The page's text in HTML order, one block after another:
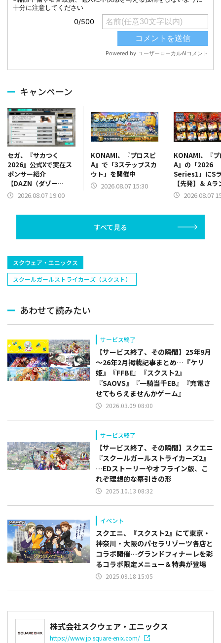
キャンペーン
セガ、『サカつく
2026』公式Xで実在ス
ポンサー紹介
【DAZN（ダゾー
ン）】篇をポスト
2026.08.07 19:00
KONAMI、『プロスピ
A』で「3ステップスカ
ウト」を開催中
2026.08.07 15:30
KONAMI、『
A』の「2026
Series1」にS
【先発】＆ Aラ
【野手】新登
塁手)、持丸泰
捕手)など
2026.08.07
すべて見る
スクウェア・エニックス
スクールガールストライカーズ（スクスト）
あわせて読みたい
サービス終了
【サービス終了、その瞬間】25年9月
～26年2月掲載記事まとめ…『ケリ
姫』『FFBE』『スクスト2』
『SAOVS』『一騎当千EB』『充電さ
せてもらえませんかゲーム』
2026.03.09 08:00
サービス終了
【サービス終了、その瞬間】スクエニ
『スクールガールストライカーズ2』
…EDストーリーやオフライン版、こ
れぞ理想的な幕引きの形
2025.10.13 08:32
イベント
スクエニ、『スクスト2』にて東京・
神奈川・大阪のパセラリゾーツ各店と
コラボ開催…グランドフィナーレを彩
るコラボ限定メニュー＆特典が登場
2025.09.18 15:05
株式会社スクウェア・エニックス
https://www.jp.square-enix.com/